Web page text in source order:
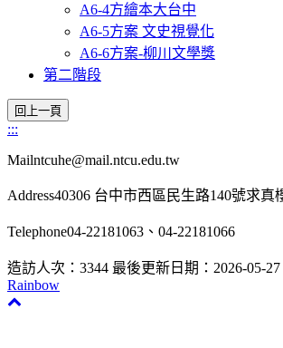
A6-4方繪本大台中
A6-5方案 文史視覺化
A6-6方案-柳川文學獎
第二階段
:::
Mailntcuhe@mail.ntcu.edu.tw
Address40306 台中市西區民生路140號求真
Telephone04-22181063、04-22181066
造訪人次：3344 最後更新日期：2026-05-27
Rainbow